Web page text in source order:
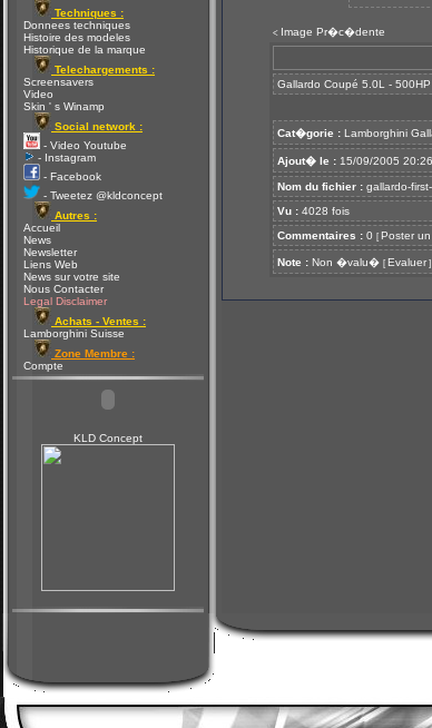
Techniques :
Donnees techniques
Histoire des modeles
Historique de la marque
Telechargements :
Screensavers
Video
Skin ' s Winamp
Social network :
- Video Youtube
- Instagram
- Facebook
- Tweetez @kldconcept
Autres :
Accueil
News
Newsletter
Liens Web
News sur votre site
Nous Contacter
Legal Disclaimer
Achats - Ventes :
Lamborghini Suisse
Zone Membre :
Compte
KLD Concept
< Image Pr�c�dente
Gallardo Coupé 5.0L - 500HP
Cat�gorie : Lamborghini
Ajout� le : 15/09/2005 20:26
Nom du fichier : gallardo-
Vu : 4028 fois
Commentaires : 0 [ Poster
Note : Non �valu� [ Evaluer ]